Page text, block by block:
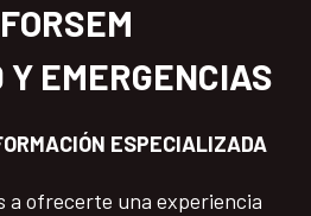
Y EMERGENCIAS
ESPECIALIZADA
a ofrecerte una experiencia